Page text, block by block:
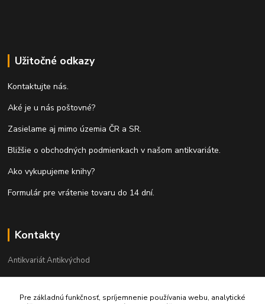
Užitočné odkazy
Kontaktujte nás.
Aké je u nás poštovné?
Zasielame aj mimo územia ČR a SR.
Bližšie o obchodných podmienkach v našom antikvariáte.
Ako vykupujeme knihy?
Formulár pre vrátenie tovaru do 14 dní.
Kontakty
Antikvariát Antikvýchod
Pre základnú funkčnosť, spríjemnenie používania webu, analytické